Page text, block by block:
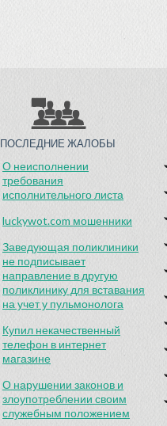
ПОСЛЕДНИЕ ЖАЛОБЫ
О неисполнении
требования
исполнительного листа
luckywot.com мошенники
Заведующая поликлиники
не подписывает
направление в другую
поликлинику для вставания
на учет у пульмонолога
Купил некачественный
телефон в интернет
магазине
О нарушении законов и
злоупотреблении своим
служебным положением